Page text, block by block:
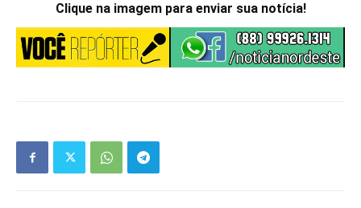
Clique na imagem para enviar sua notícia!